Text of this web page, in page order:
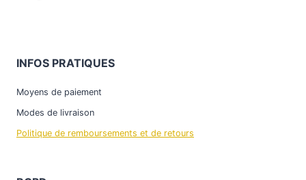
INFOS PRATIQUES
Moyens de paiement
Modes de livraison
Politique de remboursements et de retours